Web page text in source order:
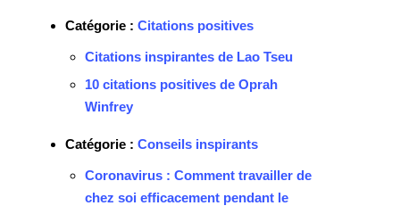
Catégorie : Citations positives
Citations inspirantes de Lao Tseu
10 citations positives de Oprah
Winfrey
Catégorie : Conseils inspirants
Coronavirus : Comment travailler de
chez soi efficacement pendant le